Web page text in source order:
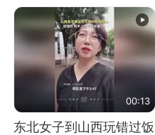
00:13
东北女子到山西玩错过饭